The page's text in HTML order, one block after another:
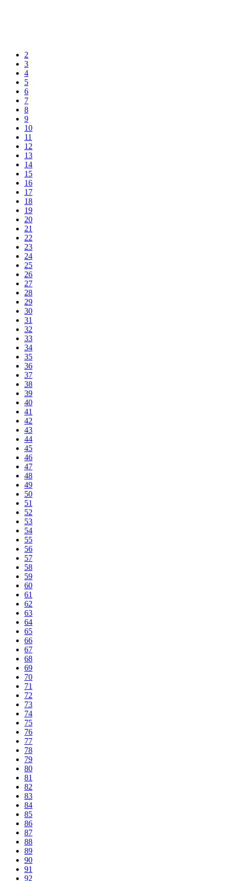
2
3
4
5
6
7
8
9
10
11
12
13
14
15
16
17
18
19
20
21
22
23
24
25
26
27
28
29
30
31
32
33
34
35
36
37
38
39
40
41
42
43
44
45
46
47
48
49
50
51
52
53
54
55
56
57
58
59
60
61
62
63
64
65
66
67
68
69
70
71
72
73
74
75
76
77
78
79
80
81
82
83
84
85
86
87
88
89
90
91
92